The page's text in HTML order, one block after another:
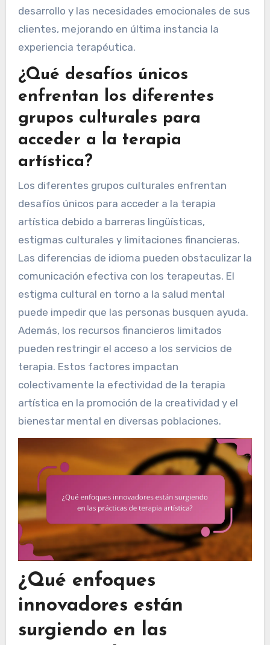
desarrollo y las necesidades emocionales de sus
clientes, mejorando en última instancia la
experiencia terapéutica.
¿Qué desafíos únicos
enfrentan los diferentes
grupos culturales para
acceder a la terapia
artística?
Los diferentes grupos culturales enfrentan
desafíos únicos para acceder a la terapia
artística debido a barreras lingüísticas,
estigmas culturales y limitaciones financieras.
Las diferencias de idioma pueden obstaculizar la
comunicación efectiva con los terapeutas. El
estigma cultural en torno a la salud mental
puede impedir que las personas busquen ayuda.
Además, los recursos financieros limitados
pueden restringir el acceso a los servicios de
terapia. Estos factores impactan
colectivamente la efectividad de la terapia
artística en la promoción de la creatividad y el
bienestar mental en diversas poblaciones.
¿Qué enfoques
innovadores están
surgiendo en las